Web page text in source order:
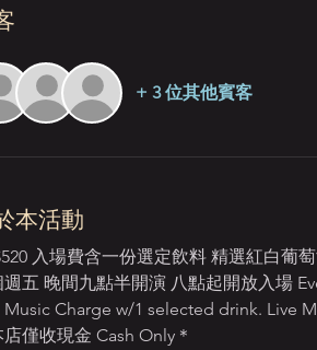
+ 3 位其他賓客
本活動
入場費含一份選定飲料 精選紅白葡
五 晚間九點半開演 八點起開放入場
Music Charge w/1 selected drink. Live
店僅收現金 Cash Only＊